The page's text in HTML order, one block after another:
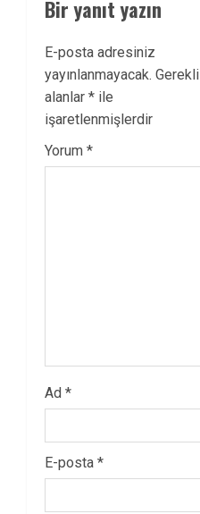
Bir yanıt yazın
E-posta adresiniz
yayınlanmayacak. Gerekli
alanlar * ile
işaretlenmişlerdir
Yorum *
Ad *
E-posta *